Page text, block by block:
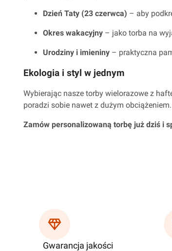
Dzień Taty (23 czerwca) – aby
Okres wakacyjny – jako torba na
Urodziny i imieniny – praktyczna
Ekologia i styl w jednym
Wybierając nasze torby wielorazowe z
poradzi sobie nawet z dużym obciążeniem.
Zamów personalizowaną torbę już dziś i
Gwarancja jakości